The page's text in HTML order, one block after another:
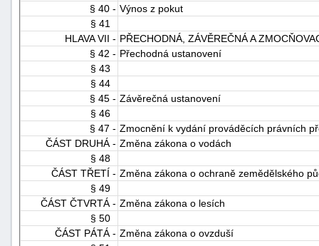
§ 40 - Výnos z pokut
§ 41
HLAVA VII - PŘECHODNÁ, ZÁVĚREČNÁ A
§ 42 - Přechodná ustanovení
§ 43
§ 44
§ 45 - Závěrečná ustanovení
§ 46
§ 47 - Zmocnění k vydání prováděcích právních
ČÁST DRUHÁ - Změna zákona o vodách
§ 48
ČÁST TŘETÍ - Změna zákona o ochraně zemědělského
§ 49
ČÁST ČTVRTÁ - Změna zákona o lesích
§ 50
ČÁST PÁTÁ - Změna zákona o ovzduší